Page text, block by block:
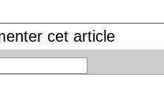
cet article